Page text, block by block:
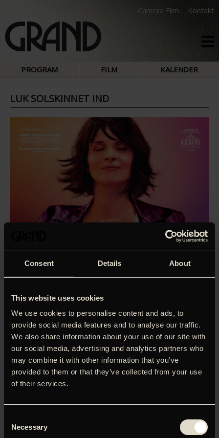
Consent Details About
This website uses cookies
We use cookies to personalise content and ads, to
provide social media features and to analyse our traffic.
We also share information about your use of our site with
our social media, advertising and analytics partners who
may combine it with other information that you’ve
provided to them or that they’ve collected from your use
of their services.
Selection
Necessary
Camera Film Kontakt
PROGRAM FILM KALENDER
LUK SOLSKINNET IND
Luk solskinnet ind er en unik romantisk komedie om den